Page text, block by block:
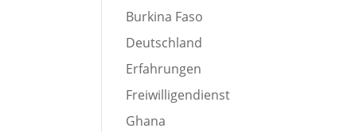
Burkina Faso
Deutschland
Erfahrungen
Freiwilligendienst
Ghana